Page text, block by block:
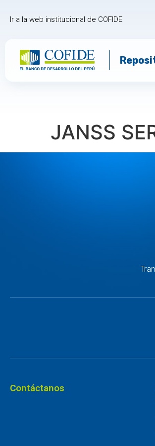
Ir a la web institucional de COFIDE
JANSS
Contáctanos